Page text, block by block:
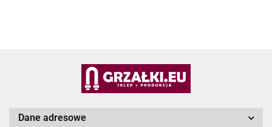
Dane adresowe